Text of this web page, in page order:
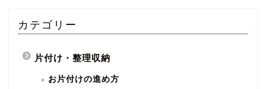
カテゴリー
片付け・整理収納
お片付けの進め方